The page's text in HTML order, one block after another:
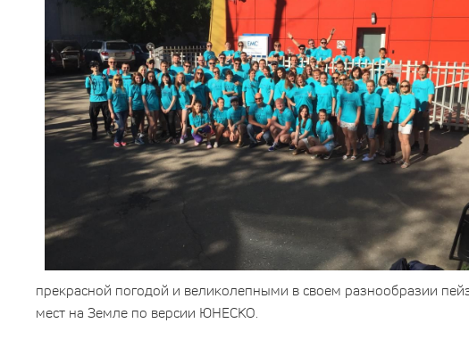
прекрасной погодой и великолепными в своем разнообразии
мест на Земле по версии ЮНЕСКО.